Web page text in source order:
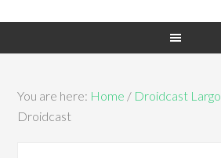
You are here: Home / Droidcast Largo
Droidcast